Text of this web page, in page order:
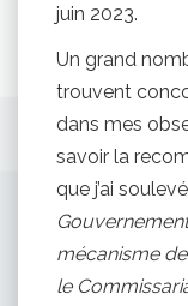
juin 2023.
Un grand
trouvent
dans mes
savoir la
que j’ai
mécanisme
le